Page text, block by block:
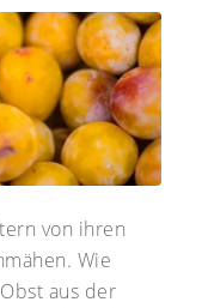
von ihren
Wie
aus der